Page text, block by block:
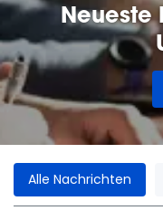
Neueste
Alle Nachrichten